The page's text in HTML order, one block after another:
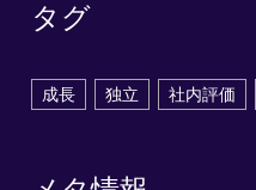
タグ
成長 独立 社内評価